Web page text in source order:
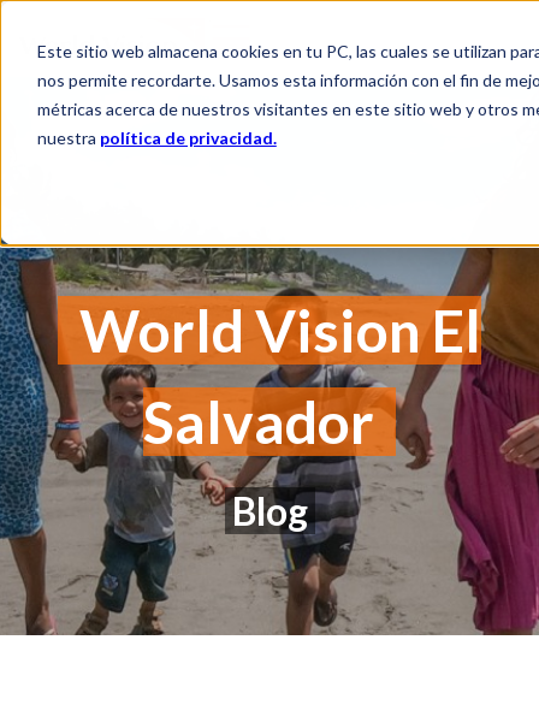
Este sitio web almacena cookies en tu PC, las cuales se utilizan
nos permite recordarte. Usamos esta información con el fin de
métricas acerca de nuestros visitantes en este sitio web y otros
nuestra política de privacidad.
World Vision El
Salvador
Blog